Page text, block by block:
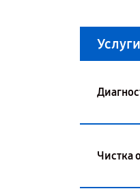
Услуги
Чистка